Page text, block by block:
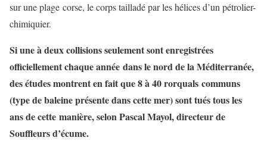
sur une plage corse, le corps tailladé par les hélices d’un pétrolier-
chimiquier.
Si une à deux collisions seulement sont enregistrées
officiellement chaque année dans le nord de la Méditerranée,
des études montrent en fait que 8 à 40 rorquals communs
(type de baleine présente dans cette mer) sont tués tous les
ans de cette manière, selon Pascal Mayol, directeur de
Souffleurs d’écume.